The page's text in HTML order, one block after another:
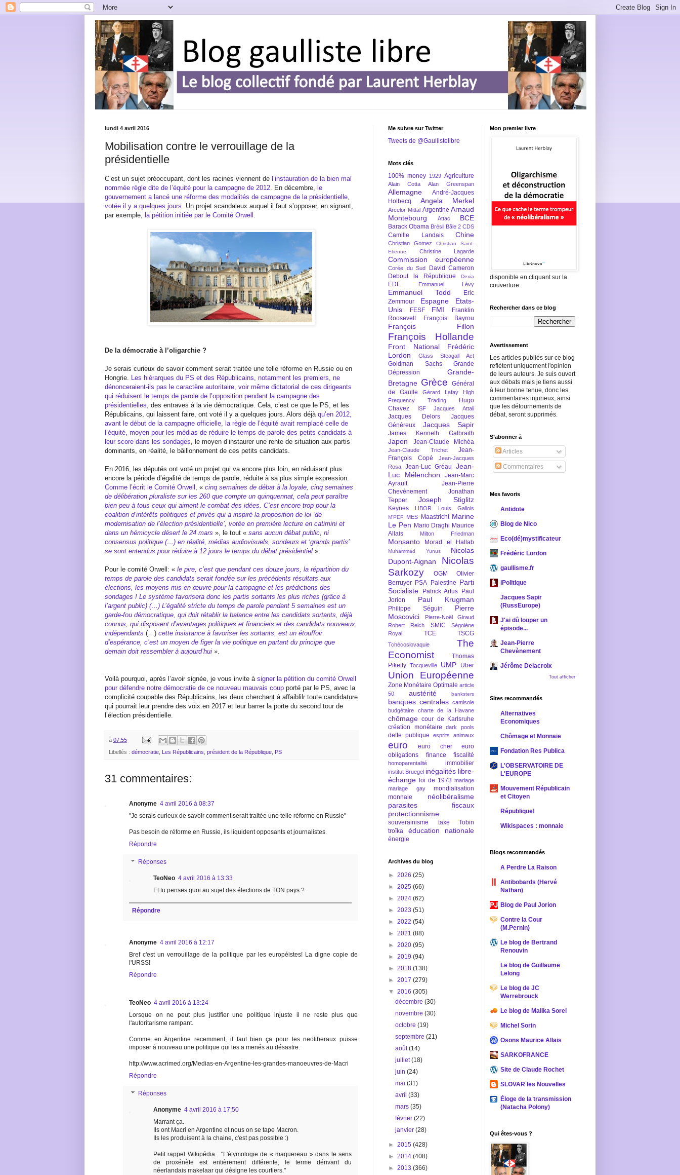
lundi 4 avril 2016
Mobilisation contre le verrouillage de la
présidentielle
C’est un sujet préoccupant, dont les racines viennent de l’instauration de la bien mal
nommée règle dite de l’équité pour la campagne de 2012 . En décembre, le
gouvernement a lancé une réforme des modalités de campagne de la présidentielle
votée il y a quelques jours . Un projet scandaleux auquel il faut s’opposer, en signant,
par exemple, la pétition initiée par le Comité Orwell
De la démocratie à l’oligarchie ?
Je serais curieux de savoir comment serait traitée une telle réforme en Russie ou en
Hongrie. Les hiérarques du PS et des Républicains, notamment les premiers, ne
dénonceraient-ils pas le caractère autoritaire, voir même dictatorial de ces dirigeants
qui réduisent le temps de parole de l’opposition pendant la campagne des
présidentielles , des entraves à la vie démocratique. Cela, c’est ce que le PS, et les
Républicains, qui laissent faire, ont voté il y a quelques jours. Alors déjà qu’en 2012,
avant le début de la campagne officielle, la règle de l’équité avait remplacé celle de
l’équité, moyen pour les médias de réduire le temps de parole des petits candidats à
leur score dans les sondages , le moyen d’instaurer une rente de situation aux partis
dominants, en réalité, le bâillonnement de ces petits candidats.
En 2016, les députés ont voté un projet qui va encore plus loin, en réduisant plus
encore la période d’égalité de temps de parole, réduite à sa plus simple expression.
Comme l’écrit le Comité Orwell , « cinq semaines de débat à la loyale, cinq semaines
de délibération pluraliste sur les 260 que compte un quinquennat, cela peut paraître
bien peu à tous ceux qui aiment le combat des idées. C’est encore trop pour la
coalition d’intérêts politiques et privés qui a inspiré la proposition de loi ‘de
modernisation de l’élection présidentielle’, votée en première lecture en catimini et
dans un hémicycle désert le 24 mars », le tout « sans aucun débat public, ni
consensus politique (…) en réalité, médias audiovisuels, sondeurs et ‘grands partis’
se sont entendus pour réduire à 12 jours le temps du débat présidentiel ».
Pour le comité Orwell: « le pire, c’est que pendant ces douze jours, la répartition du
temps de parole des candidats serait fondée sur les précédents résultats aux
élections, les moyens mis en œuvre pour la campagne et les prédictions des
sondages ! Le système favorisera donc les partis sortants les plus riches (grâce à
l’argent public) (…) L’égalité stricte du temps de parole pendant 5 semaines est un
garde-fou démocratique, qui doit rétablir la balance entre les candidats sortants, déjà
connus, qui disposent d’avantages politiques et financiers et des candidats nouveaux,
indépendants (…) cette insistance à favoriser les sortants, est un étouffoir
d’espérance, c’est un moyen de figer la vie politique en partant du principe que
demain doit ressembler à aujourd’hui ».
Voilà pourquoi, après l’avoir signée, je vous invite à signer la pétition du comité Orwell
pour défendre notre démocratie de ce nouveau mauvais coup porté par le PS, avec la
complicité coupable des Républicains, les deux cherchant à affaiblilr toute candidature
qui pourrait leur prendre des voix en 2017 et leur barrer la porte du second tour de
l’élection présidentielle.
à 07:55
Libellés : démocratie Les Républicains président de la République PS
31 commentaires:
Anonyme 4 avril 2016 à 08:37
"Je serais curieux de savoir comment serait traitée une telle réforme en Russie"
Pas besoin de réforme en Russie, ils liquident opposants et journalistes.
Répondre
Réponses
TeoNeo 4 avril 2016 à 13:33
Et tu penses quoi au sujet des élections de TON pays ?
Répondre
Anonyme 4 avril 2016 à 12:17
Bref c'est un verrouillage de la politique par les européistes! La digne copie de
l'URSS!
Répondre
TeoNeo 4 avril 2016 à 13:24
Lorsque on ne peut plus justifier une politique injuste il ne reste plus que
l'autoritarisme rampant.
Comme en Argentine recemment, il faut bien ça pour les neoliberaux puisse
imposer à nouveau une politique qui les a menés au désastre.
http://www.acrimed.org/Medias-en-Argentine-les-grandes-manoeuvres-de-Macri
Répondre
Réponses
Anonyme 4 avril 2016 à 17:50
Marrant ça.
Ils ont Macri en Argentine et nous on se tape Macron.
Ils les produisent à la chaine, c'est pas possible :)
Petit rappel Wikipédia : "L'étymologie de « maquereau » dans le sens
de proxénète est entièrement différente, le terme dérivant du
néerlandais makelaar qui désigne les courtiers."
Me suivre sur Twitter
Tweets de @Gaullistelibre
Mots clés
100% money 1929 Agriculture
Alain Cotta Alan Greenspan
Allemagne
André-Jacques
Holbecq
Angela Merkel
Arcelor-Mittal Argentine Arnaud
Montebourg
Attac BCE
Barack Obama Brésil Bâle 2 CDS
Camille Landais Chine
Christian Gomez
Christian Saint-
Etienne
Christine Lagarde
Commission européenne
Corée du Sud
David Cameron
Debout la République
Dexia
EDF Emmanuel Lévy
Emmanuel Todd
Eric
Zemmour
Espagne
Etats-
Unis
FESF FMI
Franklin
Roosevelt
François Bayrou
François Fillon
François Hollande
Front National
Frédéric
Lordon
Glass Steagall Act
Goldman Sachs
Grande
Dépression
Grande-
Bretagne Grèce
Général
de Gaulle
Gérard Lafay
High
Frequency Trading
Hugo
Chavez
ISF Jacques Attali
Jacques Delors
Jacques
Généreux
Jacques Sapir
James Kenneth Galbraith
Japon Jean-Claude Michéa
Jean-Claude Trichet
Jean-
François Copé
Jean-Jacques
Rosa
Jean-Luc Gréau
Jean-
Luc Mélenchon
Jean-Marc
Ayrault
Jean-Pierre
Chevènement
Jonathan
Tepper
Joseph Stiglitz
Keynes LIBOR Louis Gallois
M'PEP MES Maastricht Marine
Le Pen Mario Draghi Maurice
Allais
Milton Friedman
Monsanto Morad el Hallab
Muhammad Yunus
Nicolas
Dupont-Aignan
Nicolas
Sarkozy
OGM
Olivier
Berruyer PSA Palestine Parti
Socialiste
Patrick Artus
Paul
Jorion
Paul Krugman
Philippe Séguin
Pierre
Moscovici
Pierre-Noël Giraud
Robert Reich
SMIC
Ségolène
Royal
TCE TSCG
Tchécoslovaquie
The
Economist
Thomas
Piketty Tocqueville UMP Uber
Union Européenne
Zone Monétaire Optimale article
50
austérité banksters
banques centrales camisole
budgétaire
charte de la Havane
chômage cour de Karlsruhe
création monétaire
dark pools
dette publique esprits animaux
euro euro cher
euro
obligations
finance fiscalité
homoparentalité immobilier
institut Bruegel inégalités libre-
échange
loi de 1973 mariage
mariage gay
mondialisation
monnaie
néolibéralisme
parasites fiscaux
protectionnisme
souverainisme
taxe Tobin
troïka
éducation nationale
énergie
Archives du blog
► 2026 (25)
► 2025 (66)
► 2024 (62)
► 2023 (51)
► 2022 (54)
► 2021 (88)
► 2020 (95)
► 2019 (94)
► 2018 (138)
► 2017 (279)
▼ 2016 (305)
décembre(30)
novembre(30)
octobre(19)
septembre(21)
août(14)
juillet(18)
juin(24)
mai(31)
avril(33)
mars(35)
février(22)
janvier(28)
► 2015 (428)
► 2014 (408)
► 2013 (366)
Mon premier livre
disponible en cliquant sur la
couverture
Rechercher dans ce blog
Avertissement
Les articles publiés sur ce blog
reflètent uniquement l'opinion
de leurs auteurs. Je suis ouvert
aux débats mais je tiens aussi
à leur bonne tenue, donc les
commentaires injurieux, ainsi
que les détournements de
débat, seront supprimés.
S’abonner à
Articles
Commentaires
Mes favoris
Antidote
Blog de Nico
Eco(dé)mystificateur
Frédéric Lordon
gaullisme.fr
iPolitique
Jacques Sapir
(RussEurope)
J'ai dû louper un
épisode...
Jean-Pierre
Chevènement
Jérôme Delacroix
Tout afficher
Sites recommandés
Alternatives
Economiques
Chômage et Monnaie
Fondation Res Publica
L'OBSERVATOIRE DE
L'EUROPE
Mouvement Républicain
et Citoyen
République!
Wikispaces : monnaie
Blogs recommandés
A Perdre La Raison
Antibobards (Hervé
Nathan)
Blog de Paul Jorion
Contre la Cour
(M.Pernin)
Le blog de Bertrand
Renouvin
Le blog de Guillaume
Lelong
Le blog de JC
Werrebrouck
Le blog de Malika Sorel
Michel Sorin
Osons Maurice Allais
SARKOFRANCE
Site de Claude Rochet
SLOVAR les Nouvelles
Éloge de la transmission
(Natacha Polony)
Qui êtes-vous ?